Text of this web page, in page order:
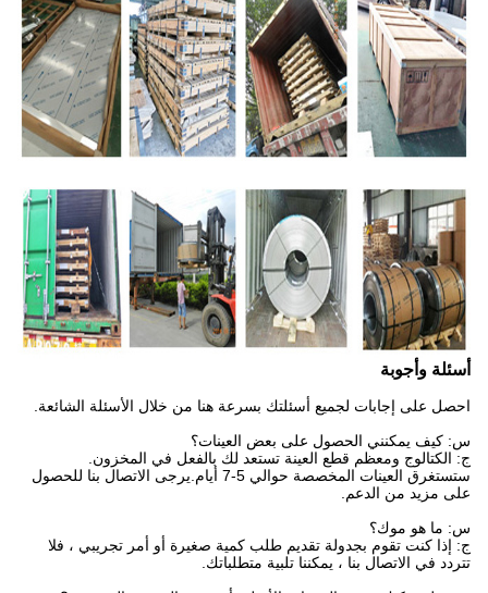
أسئلة وأجوبة
احصل على إجابات لجميع أسئلتك بسرعة هنا من خلال الأسئلة الشائعة.
س: كيف يمكنني الحصول على بعض العينات؟
ج: الكتالوج ومعظم قطع العينة تستعد لك بالفعل في المخزون.
ستستغرق العينات المخصصة حوالي 5-7 أيام.يرجى الاتصال بنا للحصول
على مزيد من الدعم.
س: ما هو موك؟
ج: إذا كنت تقوم بجدولة تقديم طلب كمية صغيرة أو أمر تجريبي ، فلا
تتردد في الاتصال بنا ، يمكننا تلبية متطلباتك.